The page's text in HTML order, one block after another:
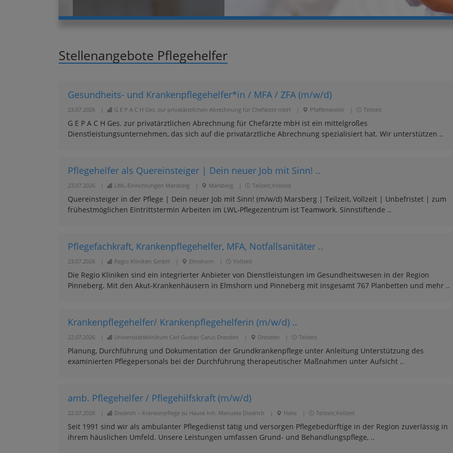
Stellenangebote Pflegehelfer
Gesundheits- und Krankenpflegehelfer*in / MFA / ZFA (m/w/d)
23.07.2026 G E P A C H Ges. zur privatärztlichen Abrechnung für Chefärzte mbH Pfaffenweiler Teilzeit
G E P A C H Ges. zur privatärztlichen Abrechnung für Chefärzte mbH ist ein mittelgroßes
Dienstleistungsunternehmen, das sich auf die privatärztliche Abrechnung spezialisiert hat. Wir unterstützen ..
Pflegehelfer als Quereinsteiger | Dein neuer Job mit Sinn! ..
23.07.2026 LWL-Einrichtungen Marsberg Marsberg Teilzeit,Vollzeit
Quereinsteiger in der Pflege | Dein neuer Job mit Sinn! (m/w/d) Marsberg | Teilzeit, Vollzeit | Unbefristet | zum
frühestmöglichen Eintrittstermin Arbeiten im LWL-Pflegezentrum ist Teamwork. Sinnstiftende ..
Pflegefachkraft, Krankenpflegehelfer, MFA, Notfallsanitäter ..
23.07.2026 Regio Kliniken GmbH Elmshorn Vollzeit
Die Regio Kliniken sind ein integrierter Anbieter von Dienstleistungen im Gesundheitswesen in der Region
Pinneberg. Mit den Akut-Krankenhäusern in Elmshorn und Pinneberg mit insgesamt 767 Planbetten und mehr ..
Krankenpflegehelfer/ Krankenpflegehelferin (m/w/d) ..
22.07.2026 Universitätsklinikum Carl Gustav Carus Dresden Dresden Teilzeit
Planung, Durchführung und Dokumentation der Grundkrankenpflege unter Anleitung Unterstützung des
examinierten Pflegepersonals bei der Durchführung therapeutischer Maßnahmen unter Aufsicht ..
amb. Pflegehelfer / Pflegehilfskraft (m/w/d)
22.07.2026 Diedrich – Krankenpflege zu Hause Inh. Manuela Diedrich Halle Teilzeit,Vollzeit
Seit 1991 sind wir als ambulanter Pflegedienst tätig und versorgen Pflegebedürftige in der Region zuverlässig in
ihrem häuslichen Umfeld. Unsere Leistungen umfassen Grund- und Behandlungspflege, ..